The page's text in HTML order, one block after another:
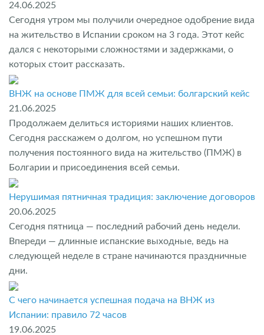
24.06.2025
Сегодня утром мы получили очередное одобрение вида
на жительство в Испании сроком на 3 года. Этот кейс
дался с некоторыми сложностями и задержками, о
которых стоит рассказать.
ВНЖ на основе ПМЖ для всей семьи: болгарский кейс
21.06.2025
Продолжаем делиться историями наших клиентов.
Сегодня расскажем о долгом, но успешном пути
получения постоянного вида на жительство (ПМЖ) в
Болгарии и присоединения всей семьи.
Нерушимая пятничная традиция: заключение договоров
20.06.2025
Сегодня пятница — последний рабочий день недели.
Впереди — длинные испанские выходные, ведь на
следующей неделе в стране начинаются праздничные
дни.
С чего начинается успешная подача на ВНЖ из
Испании: правило 72 часов
19.06.2025